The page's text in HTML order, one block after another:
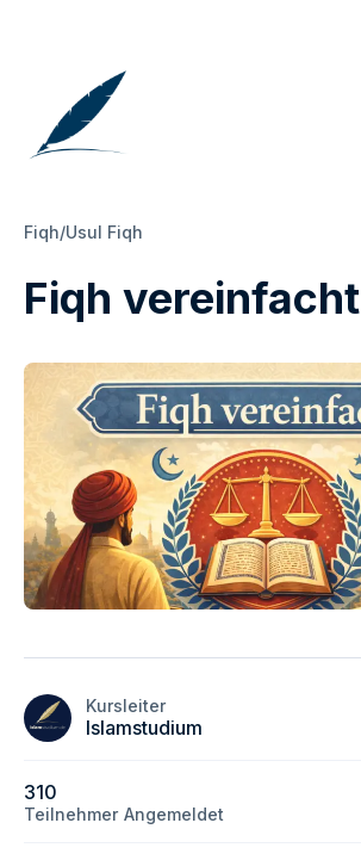
Fiqh/Usul Fiqh
Fiqh vereinfacht
Kursleiter
Islamstudium
310
Teilnehmer Angemeldet